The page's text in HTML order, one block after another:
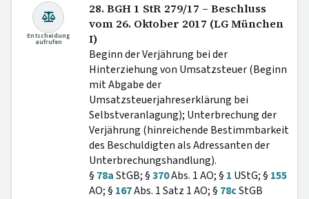
Entscheidung
aufrufen
28. BGH 1 StR 279/17 – Beschluss
vom 26. Oktober 2017 (LG München
I)
Beginn der Verjährung bei der
Hinterziehung von Umsatzsteuer (Beginn
mit Abgabe der
Umsatzsteuerjahreserklärung bei
Selbstveranlagung); Unterbrechung der
Verjährung (hinreichende Bestimmbarkeit
des Beschuldigten als Adressanten der
Unterbrechungshandlung).
§ 78aStGB; §370Abs. 1 AO; § 1 UStG; § 155
AO; § 167Abs. 1 Satz 1 AO; § 78cStGB